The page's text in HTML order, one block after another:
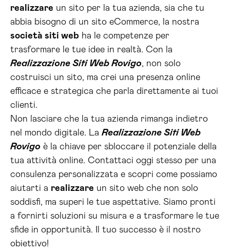
realizzare un sito per la tua azienda, sia che tu
abbia bisogno di un sito eCommerce, la nostra
società siti web ha le competenze per
trasformare le tue idee in realtà. Con la
Realizzazione Siti Web Rovigo, non solo
costruisci un sito, ma crei una presenza online
efficace e strategica che parla direttamente ai tuoi
clienti.
Non lasciare che la tua azienda rimanga indietro
nel mondo digitale. La Realizzazione Siti Web
Rovigo è la chiave per sbloccare il potenziale della
tua attività online. Contattaci oggi stesso per una
consulenza personalizzata e scopri come possiamo
aiutarti a realizzare un sito web che non solo
soddisfi, ma superi le tue aspettative. Siamo pronti
a fornirti soluzioni su misura e a trasformare le tue
sfide in opportunità. Il tuo successo è il nostro
obiettivo!